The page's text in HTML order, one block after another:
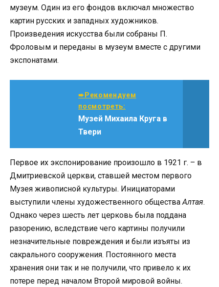
музеум. Один из его фондов включал множество
картин русских и западных художников.
Произведения искусства были собраны П.
Фроловым и переданы в музеум вместе с другими
экспонатами.
➨Рекомендуем
посмотреть:
Музей Михаила Круга в
Твери
Первое их экспонирование произошло в 1921 г. – в
Дмитриевской церкви, ставшей местом первого
Музея живописной культуры. Инициаторами
выступили члены художественного обществаАлтая.
Однако через шесть лет церковь была поддана
разорению, вследствие чего картины получили
незначительные повреждения и были изъяты из
сакрального сооружения. Постоянного места
хранения они так и не получили, что привело к их
потере перед началом Второй мировой войны.